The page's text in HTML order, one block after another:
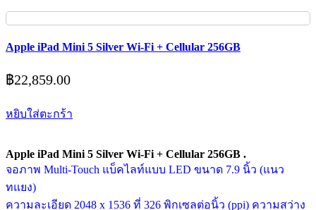
Apple iPad Mini 5 Silver Wi-Fi + Cellular 256GB
฿22,859.00
หยิบใส่ตะกร้า
Apple iPad Mini 5 Silver Wi-Fi + Cellular 256GB .
จอภาพ Multi-Touch แบ็คไลท์แบบ LED ขนาด 7.9 นิ้ว (แนว
ทแยง)
ความละเอียด 2048 x 1536 ที่ 326 พิกเซลต่อนิ้ว (ppi) ความสว่าง